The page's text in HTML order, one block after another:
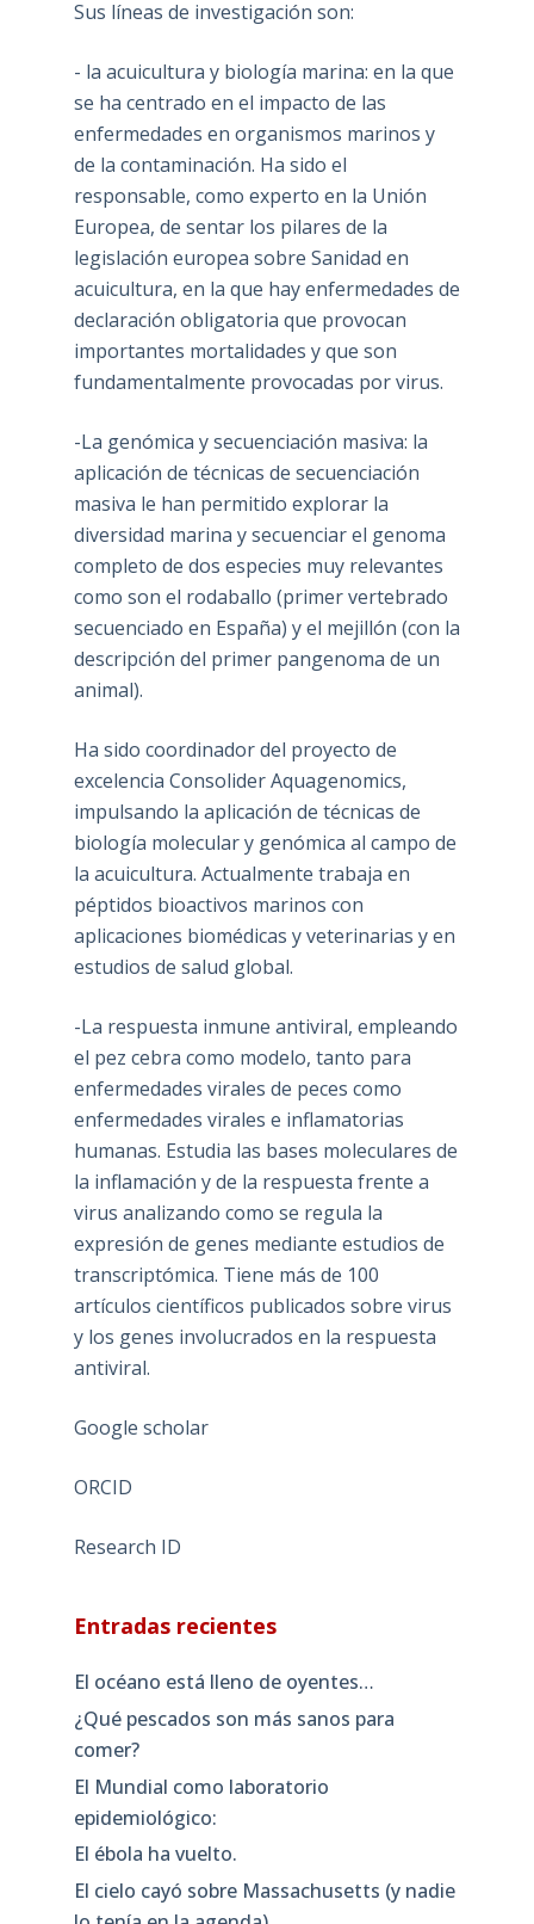
Sus líneas de investigación son:
- la acuicultura y biología marina: en la que
se ha centrado en el impacto de las
enfermedades en organismos marinos y
de la contaminación. Ha sido el
responsable, como experto en la Unión
Europea, de sentar los pilares de la
legislación europea sobre Sanidad en
acuicultura, en la que hay enfermedades de
declaración obligatoria que provocan
importantes mortalidades y que son
fundamentalmente provocadas por virus.
-La genómica y secuenciación masiva: la
aplicación de técnicas de secuenciación
masiva le han permitido explorar la
diversidad marina y secuenciar el genoma
completo de dos especies muy relevantes
como son el rodaballo (primer vertebrado
secuenciado en España) y el mejillón (con la
descripción del primer pangenoma de un
animal).
Ha sido coordinador del proyecto de
excelencia Consolider Aquagenomics,
impulsando la aplicación de técnicas de
biología molecular y genómica al campo de
la acuicultura. Actualmente trabaja en
péptidos bioactivos marinos con
aplicaciones biomédicas y veterinarias y en
estudios de salud global.
-La respuesta inmune antiviral, empleando
el pez cebra como modelo, tanto para
enfermedades virales de peces como
enfermedades virales e inflamatorias
humanas. Estudia las bases moleculares de
la inflamación y de la respuesta frente a
virus analizando como se regula la
expresión de genes mediante estudios de
transcriptómica. Tiene más de 100
artículos científicos publicados sobre virus
y los genes involucrados en la respuesta
antiviral.
Google scholar
ORCID
Research ID
Entradas recientes
El océano está lleno de oyentes…
¿Qué pescados son más sanos para
comer?
El Mundial como laboratorio
epidemiológico:
El ébola ha vuelto.
El cielo cayó sobre Massachusetts (y nadie